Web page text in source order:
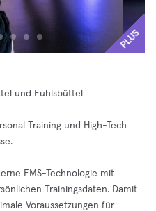
PLUS
und Fuhlsbüttel
Training und High-Tech
EMS-Technologie mit
Trainingsdaten. Damit
Voraussetzungen für